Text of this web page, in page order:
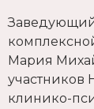
Заведующий
Мария
участников
клинико-